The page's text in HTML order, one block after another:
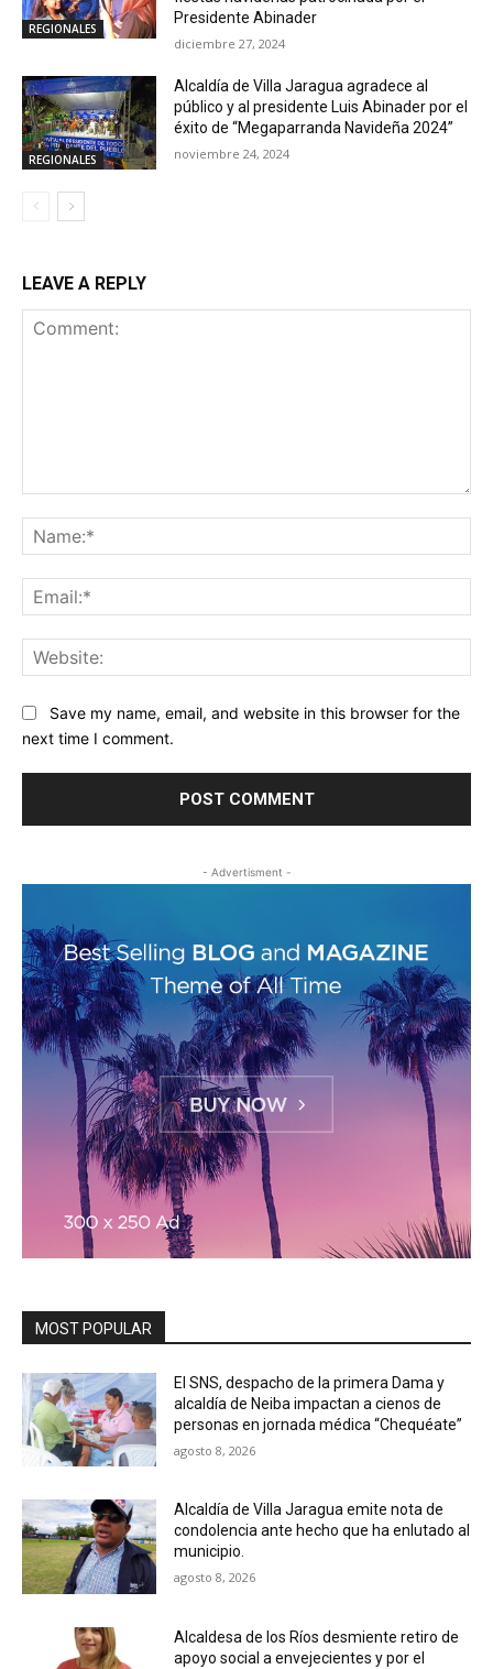
REGIONALES
Presidente Abinader
diciembre 27, 2024
REGIONALES
Alcaldía de Villa Jaragua agradece al
público y al presidente Luis Abinader por el
éxito de “Megaparranda Navideña 2024”
noviembre 24, 2024
LEAVE A REPLY
Save my name, email, and website in this browser for the
next time I comment.
- Advertisment -
MOST POPULAR
El SNS, despacho de la primera Dama y
alcaldía de Neiba impactan a cienos de
personas en jornada médica “Chequéate”
agosto 8, 2026
Alcaldía de Villa Jaragua emite nota de
condolencia ante hecho que ha enlutado al
municipio.
agosto 8, 2026
Alcaldesa de los Ríos desmiente retiro de
apoyo social a envejecientes y por el